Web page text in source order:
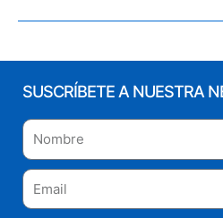
SUSCRÍBETE A NUESTRA